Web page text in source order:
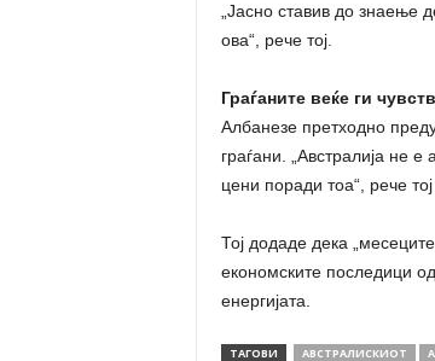
„Јасно ставив до знаење
ова“, рече тој.
Граѓаните веќе ги
Албанезе претходно
граѓани. „Австралија не е
цени поради тоа“, рече
Тој додаде дека
економските последици
енергијата.
ТАГОВИ АВСТРАЛИСКИОТ